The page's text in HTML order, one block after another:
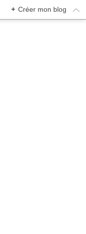
+ Créer mon blog